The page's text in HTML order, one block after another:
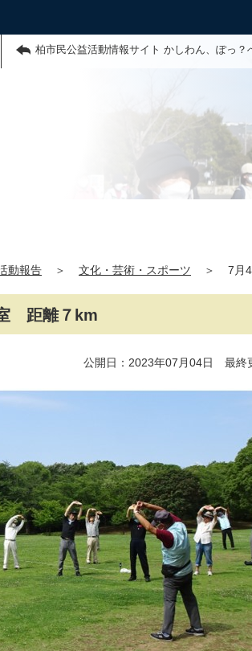
柏市民公益活動情報サイト かしわん、ぽっ？
動報告 ＞ 文化・芸術・スポーツ ＞ 7月
距離７km
公開日：2023年07月04日 最終